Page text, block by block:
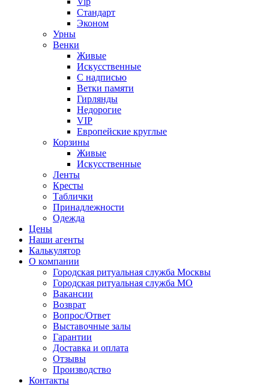
Стандарт
Эконом
Урны
Венки
Живые
Искусственные
С надписью
Ветки памяти
Гирлянды
Недорогие
VIP
Европейские круглые
Корзины
Живые
Искусственные
Ленты
Кресты
Таблички
Принадлежности
Одежда
Цены
Наши агенты
Калькулятор
О компании
Городская ритуальная служба Москвы
Городская ритуальная служба МО
Вакансии
Возврат
Вопрос/Ответ
Выставочные залы
Гарантии
Доставка и оплата
Отзывы
Производство
Контакты